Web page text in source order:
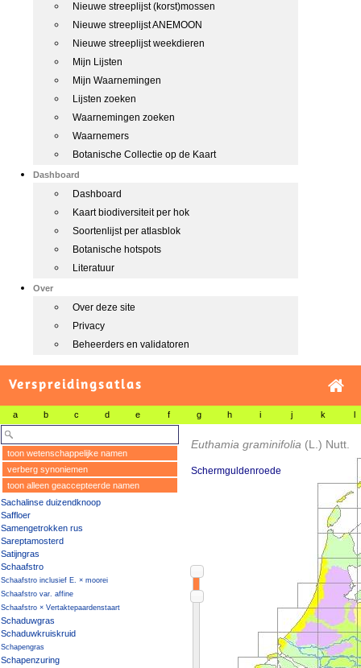
Nieuwe streeplijst (korst)mossen
Nieuwe streeplijst ANEMOON
Nieuwe streeplijst weekdieren
Mijn Lijsten
Mijn Waarnemingen
Lijsten zoeken
Waarnemingen zoeken
Waarnemers
Botanische Collectie op de Kaart
Dashboard
Dashboard
Kaart biodiversiteit per hok
Soortenlijst per atlasblok
Botanische hotspots
Literatuur
Over
Over deze site
Privacy
Beheerders en validatoren
Verspreidingsatlas
a b c d e f g h i j k l
toon wetenschappelijke namen
verberg synoniemen
toon alleen geaccepteerde namen
Sachalinse duizendknoop
Saffloer
Samengetrokken rus
Sareptamosterd
Satijngras
Schaafstro
Schaafstro inclusief E. × moorei
Schaafstro var. affine
Schaafstro × Vertaktepaardenstaart
Schaduwgras
Schaduwkruiskruid
Schapengras
Schapenzuring
Euthamia graminifolia (L.) Nutt.
Schermguldenroede